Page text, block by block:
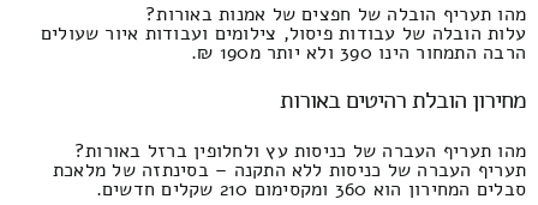
מהו תעריף הובלה של חפצים של אמנות באורות?
עלות הובלה של עבודות פיסול, צילומים ועבודות איור שעולים
הרבה התמחור הינו 390 ולא יותר מ190 ₪.
מחירון הובלת רהיטים באורות
מהו תעריף העברה של כניסות עץ ולחלופין ברזל באורות?
תעריף העברה של כניסות ללא התקנה – בסינתזה של מלאכת
סבלים המחירון הוא 360 ומקסימום 210 שקלים חדשים.